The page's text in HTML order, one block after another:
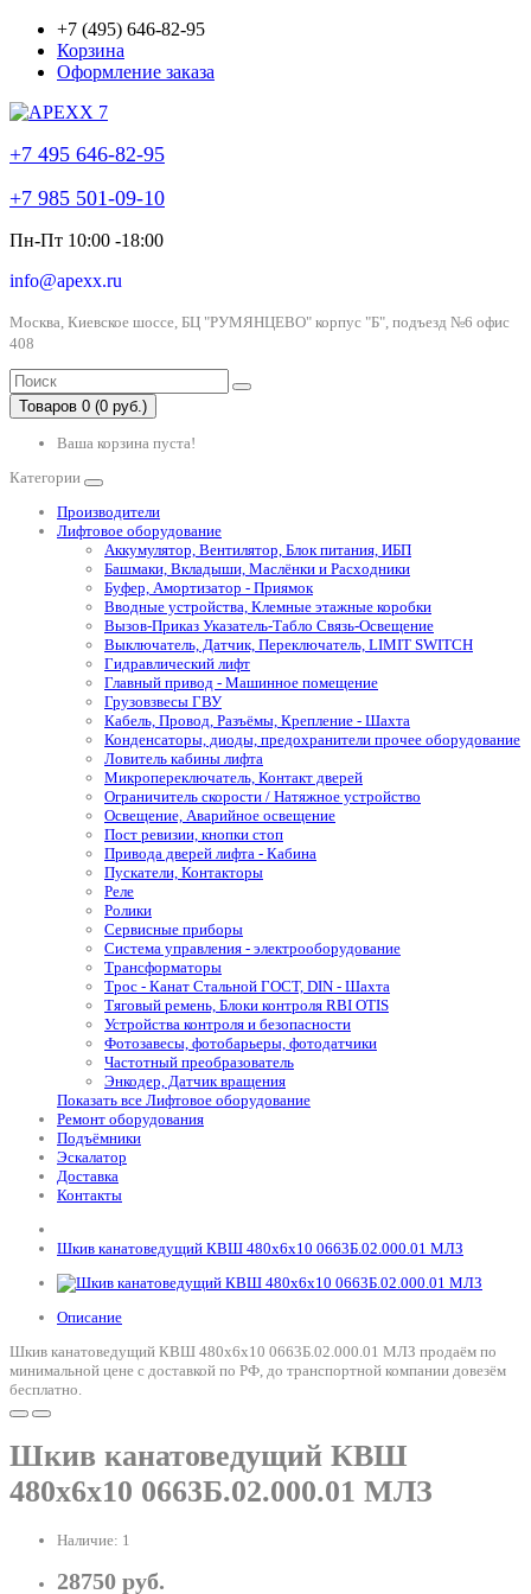
+7 (495) 646-82-95
Корзина
Оформление заказа
+7 495 646-82-95
+7 985 501-09-10
Пн-Пт 10:00 -18:00
info@apexx.ru
Москва, Киевское шоссе, БЦ "РУМЯНЦЕВО" корпус "Б", подъезд №6 офис
408
Товаров 0 (0 руб.)
Ваша корзина пуста!
Категории
Производители
Лифтовое оборудование
Аккумулятор, Вентилятор, Блок питания, ИБП
Башмаки, Вкладыши, Маслёнки и Расходники
Буфер, Амортизатор - Приямок
Вводные устройства, Клемные этажные коробки
Вызов-Приказ Указатель-Табло Связь-Освещение
Выключатель, Датчик, Переключатель, LIMIT SWITCH
Гидравлический лифт
Главный привод - Машинное помещение
Грузовзвесы ГВУ
Кабель, Провод, Разъёмы, Крепление - Шахта
Конденсаторы, диоды, предохранители прочее оборудование
Ловитель кабины лифта
Микропереключатель, Контакт дверей
Ограничитель скорости / Натяжное устройство
Освещение, Аварийное освещение
Пост ревизии, кнопки стоп
Привода дверей лифта - Кабина
Пускатели, Контакторы
Реле
Ролики
Сервисные приборы
Система управления - электрооборудование
Трансформаторы
Трос - Канат Стальной ГОСТ, DIN - Шахта
Тяговый ремень, Блоки контроля RBI OTIS
Устройства контроля и безопасности
Фотозавесы, фотобарьеры, фотодатчики
Частотный преобразователь
Энкодер, Датчик вращения
Показать все Лифтовое оборудование
Ремонт оборудования
Подъёмники
Эскалатор
Доставка
Контакты
Шкив канатоведущий КВШ 480х6х10 0663Б.02.000.01 МЛЗ
Описание
Шкив канатоведущий КВШ 480х6х10 0663Б.02.000.01 МЛЗ продаём по
минимальной цене с доставкой по РФ, до транспортной компании довезём
бесплатно.
Шкив канатоведущий КВШ
480х6х10 0663Б.02.000.01 МЛЗ
Наличие: 1
28750 руб.